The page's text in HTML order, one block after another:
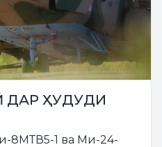
ДАР ҲУДУДИ
8МТВ5-1 ва Ми-24-